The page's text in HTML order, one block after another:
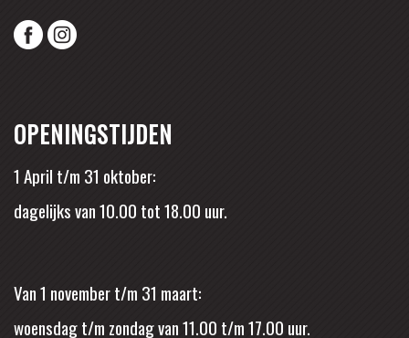
OPENINGSTIJDEN
1 April t/m 31 oktober:
dagelijks van 10.00 tot 18.00 uur.
Van 1 november t/m 31 maart:
woensdag t/m zondag van 11.00 t/m 17.00 uur.